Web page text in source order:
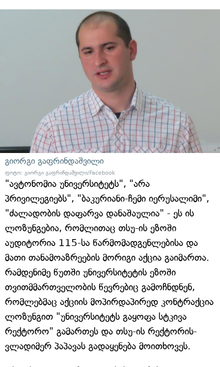
გიორგი გაფრინდაშვილი
ფოტო: გიორგი გაფრინდაშვილი/Facebook
"ავტონომია უნივერსიტეტს", "არა
პრივილეგიებს", "ბაკურიანი-ჩემი იერუსალიმი",
"ძალადობის დაფარვა დანაშაულია" - ეს ის
ლოზუნგებია, რომლითაც თსუ-ის ეზოში
აუდიტორია 115-სა წარმომადგენლებისა და
მათი თანამოაზრეების მორიგი აქცია გაიმართა.
რამდენიმე წუთში უნივერსიტეტის ეზოში
თვითმმართველობის წევრებიც გამოჩნდნენ,
რომლებმაც აქციის მოპირდაპირედ კონტრაქცია
ლოზუნგით "უნივერსიტეტს გაყოფა სტკივა
რექტორო" გამართეს და თსუ-ის რექტორის-
ვლადიმერ პაპავას გადაყენება მოითხოვეს.